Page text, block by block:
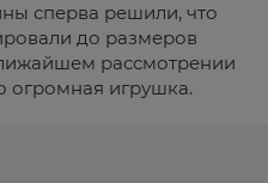
сперва решили, что
до размеров
рассмотрении
огромная игрушка.